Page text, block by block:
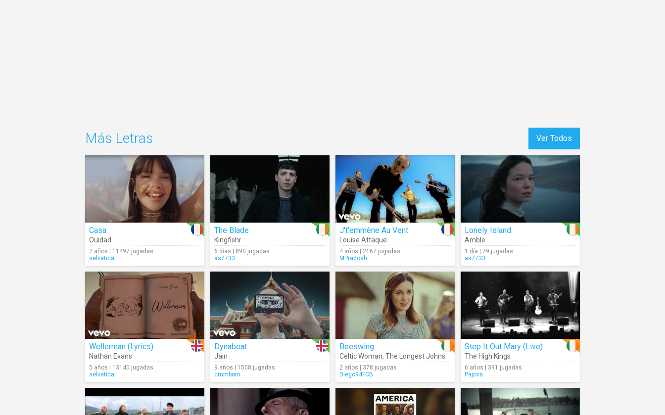
Ver Todos
Más Letras
Casa
Ouidad
2 años | 11497 jugadas
selvatica
The Blade
Kingfishr
6 días | 890 jugadas
as7733
J't'emmène Au Vent
Louise Attaque
4 años | 2167 jugadas
MPradosh
Lonely Island
Amble
1 día | 79 jugadas
as7733
Wellerman (Lyrics)
Nathan Evans
5 años | 13140 jugadas
selvatica
Dynabeat
Jain
9 años | 1508 jugadas
cmmbarn
Beeswing
Celtic Woman, The Longest Johns
2 años | 378 jugadas
Diego94FCB
Step It Out Mary (Live)
The High Kings
6 años | 391 jugadas
Pajova